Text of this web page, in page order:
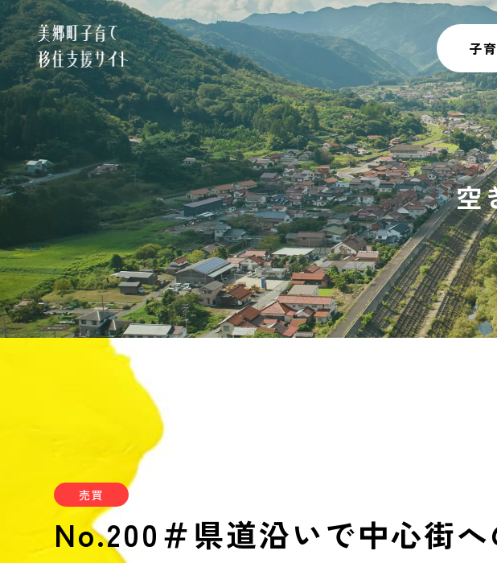
子
空
売買
No.200＃県道沿いで中心街